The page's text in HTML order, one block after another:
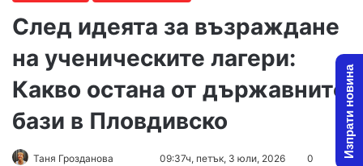
След идеята за възраждане
на ученическите лагери:
Какво остана от държавните
бази в Пловдивско
Таня Грозданова
Send09:37ч, петък, 3 юли, 2026 0 Изпрати новина